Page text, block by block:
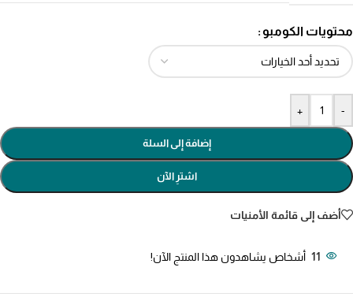
محتويات الكومبو
-
+
إضافة إلى السلة
اشترِ الآن
أضف إلى قائمة الأمنيات
11 أشخاص يشاهدون هذا المنتج الآن!